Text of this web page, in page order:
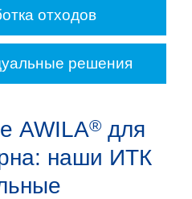
отходов
решения
AWILA® для
наши ИТК